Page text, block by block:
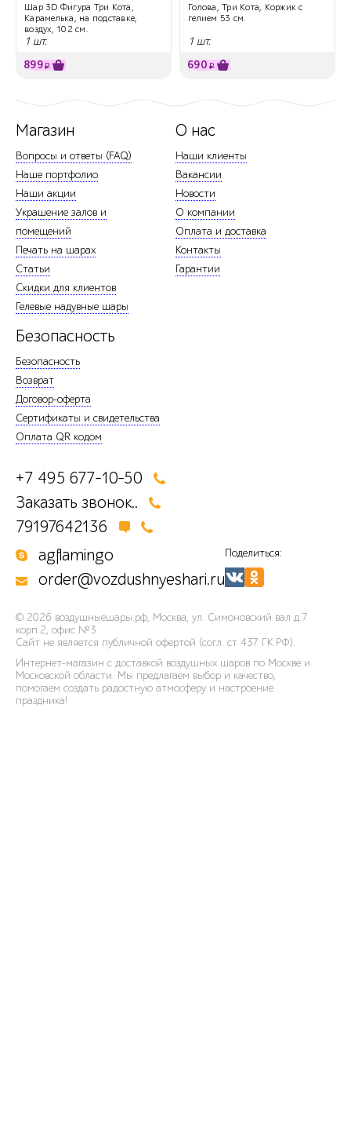
Шар 3D Фигура Три Кота,
Карамелька, на подставке,
воздух, 102 см.
1 шт.
899₽
Голова, Три Кота, Коржик с
гелием 53 см.
1 шт.
690 ₽
Магазин
Вопросы и ответы (FAQ)
Наше портфолио
Наши акции
Украшение залов и
помещений
Печать на шарах
Статьи
Скидки для клиентов
Гелевые надувные шары
О нас
Наши клиенты
Вакансии
Новости
О компании
Оплата и доставка
Контакты
Гарантии
Безопасность
Безопасность
Возврат
Договор-оферта
Сертификаты и свидетельства
Оплата QR кодом
+7 495 677-10-50
Заказать звонок..
79197642136
agflamingo
order@vozdushnyeshari.ru
Поделиться:
© 2026 воздушныешары.рф, Москва, ул. Симоновский вал д.7
корп.2, офис №3
Сайт не является публичной офертой (согл. ст 437 ГК РФ).
Интернет-магазин с доставкой воздушных шаров по Москве и
Московской области. Мы предлагаем выбор и качество,
помогаем создать радостную атмосферу и настроение
праздника!